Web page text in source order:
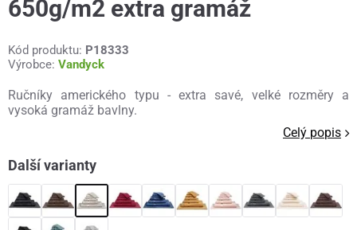
650g/m2 extra gramáž
Kód produktu: P18333
Výrobce: Vandyck
Ručníky amerického typu - extra savé, velké rozměry a
vysoká gramáž bavlny.
Celý popis
Další varianty